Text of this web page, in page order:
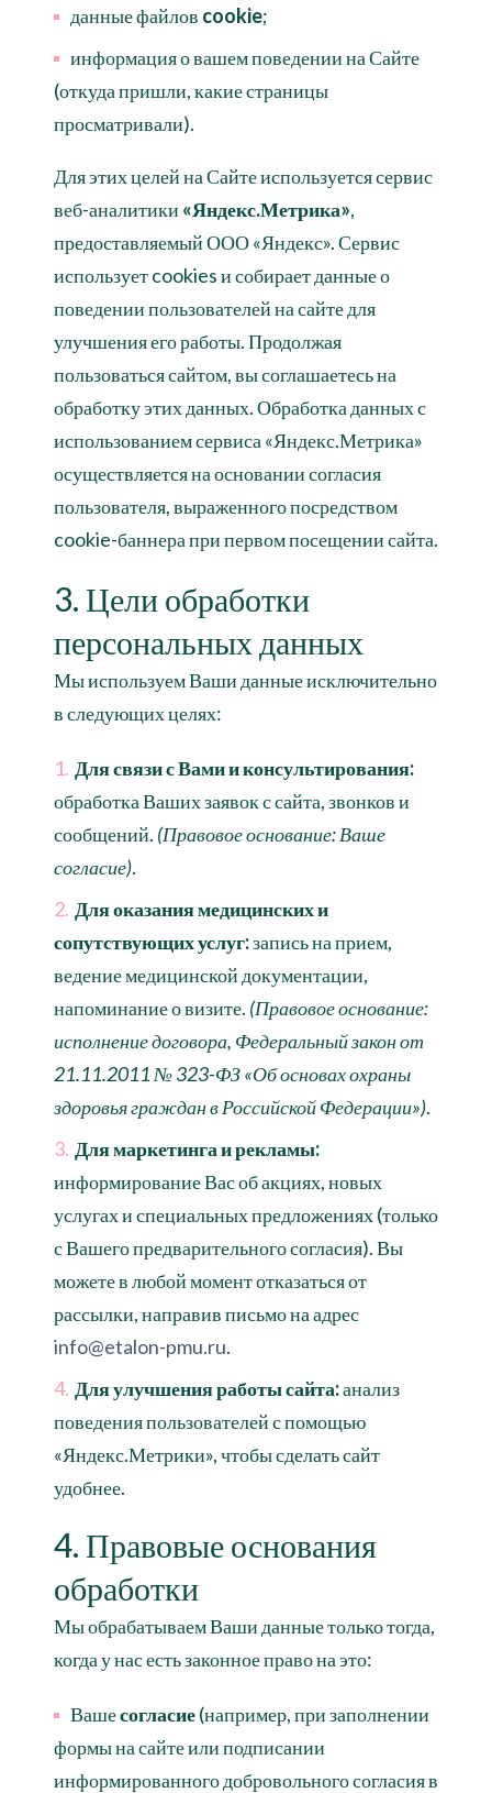
данные файлов cookie;
информация о вашем поведении на Сайте
(откуда пришли, какие страницы
просматривали).
Для этих целей на Сайте используется сервис
веб-аналитики «Яндекс.Метрика»,
предоставляемый ООО «Яндекс». Сервис
использует cookies и собирает данные о
поведении пользователей на сайте для
улучшения его работы. Продолжая
пользоваться сайтом, вы соглашаетесь на
обработку этих данных. Обработка данных с
использованием сервиса «Яндекс.Метрика»
осуществляется на основании согласия
пользователя, выраженного посредством
cookie-баннера при первом посещении сайта.
3. Цели обработки
персональных данных
Мы используем Ваши данные исключительно
в следующих целях:
Для связи с Вами и консультирования:
обработка Ваших заявок с сайта, звонков и
сообщений. (Правовое основание: Ваше
согласие).
Для оказания медицинских и
сопутствующих услуг:запись на прием,
ведение медицинской документации,
напоминание о визите. (Правовое основание:
исполнение договора, Федеральный закон от
21.11.2011 № 323-ФЗ «Об основах охраны
здоровья граждан в Российской Федерации»).
Для маркетинга и рекламы:
информирование Вас об акциях, новых
услугах и специальных предложениях (только
с Вашего предварительного согласия). Вы
можете в любой момент отказаться от
рассылки, направив письмо на адрес
info@etalon-pmu.ru.
Для улучшения работы сайта:анализ
поведения пользователей с помощью
«Яндекс.Метрики», чтобы сделать сайт
удобнее.
4. Правовые основания
обработки
Мы обрабатываем Ваши данные только тогда,
когда у нас есть законное право на это:
Вашесогласие(например, при заполнении
формы на сайте или подписании
информированного добровольного согласия в